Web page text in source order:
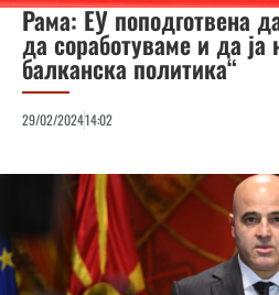
Рама: ЕУ поподготвена
да соработуваме и да ја
балканска политика“
29/02/202414:02